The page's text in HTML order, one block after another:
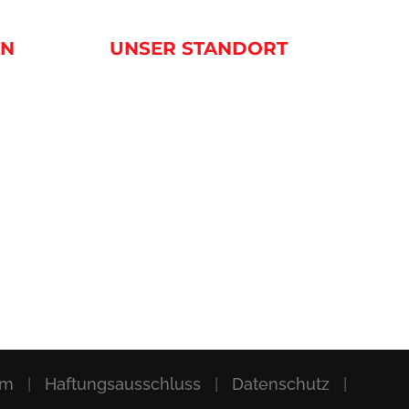
UNSER STANDORT
Haftungsausschluss Datenschutz|